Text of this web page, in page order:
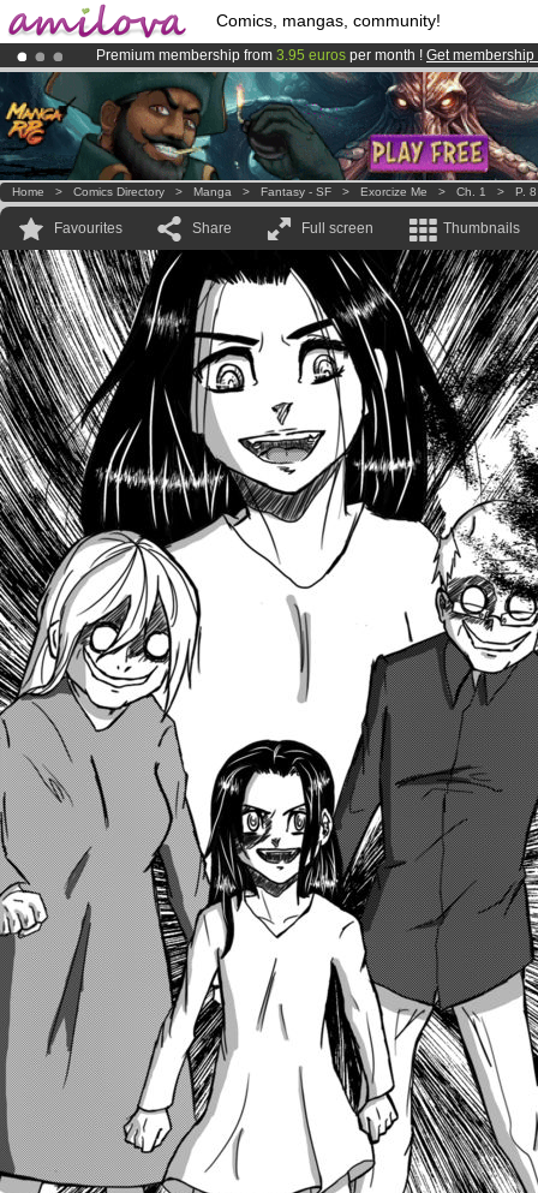
Comics, mangas, community!
Premium membership from 3.95 euros per month ! Get membership
Already 100000membersand 1000comics & mangas!.
AmilovaKickstarter is now LIVE!.
Home > Comics Directory > Manga > Fantasy - SF > Exorcize Me > Ch. 1 > P. 8
Favourites Share Full screen Thumbnails